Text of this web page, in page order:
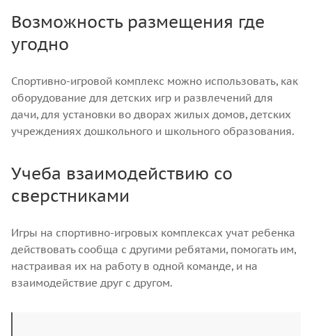
Возможность размещения где
угодно
Спортивно-игровой комплекс можно использовать, как
оборудование для детских игр и развлечений для
дачи, для установки во дворах жилых домов, детских
учреждениях дошкольного и школьного образования.
Учеба взаимодействию со
сверстниками
Игры на спортивно-игровых комплексах учат ребенка
действовать сообща с другими ребятами, помогать им,
настраивая их на работу в одной команде, и на
взаимодействие друг с другом.